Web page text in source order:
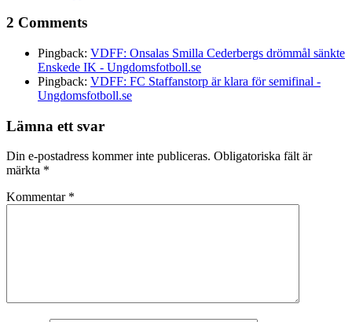
2 Comments
Pingback: VDFF: Onsalas Smilla Cederbergs drömmål sänkte
Enskede IK - Ungdomsfotboll.se
Pingback: VDFF: FC Staffanstorp är klara för semifinal -
Ungdomsfotboll.se
Lämna ett svar
Din e-postadress kommer inte publiceras. Obligatoriska fält är
märkta *
Kommentar *